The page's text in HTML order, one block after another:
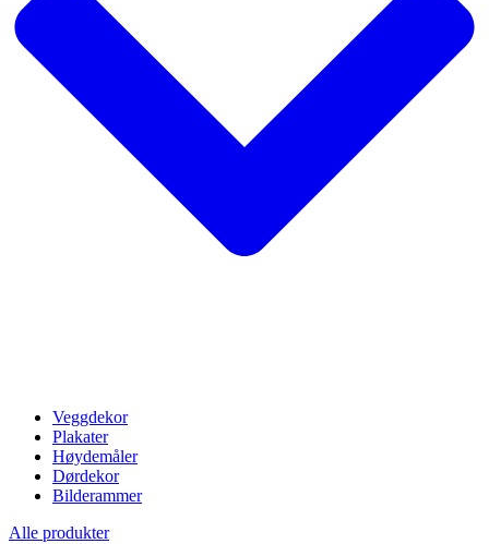
Veggdekor
Plakater
Høydemåler
Dørdekor
Bilderammer
Alle produkter